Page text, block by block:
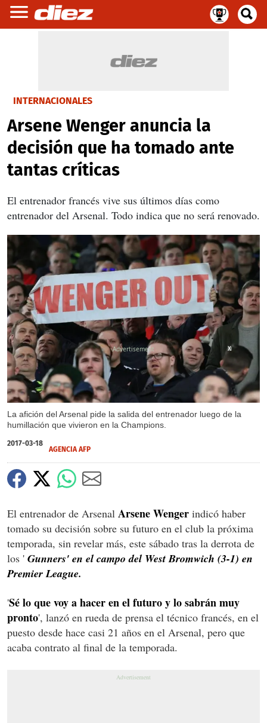
INTERNACIONALES
Arsene Wenger anuncia la
decisión que ha tomado ante
tantas críticas
El entrenador francés vive sus últimos días como
entrenador del Arsenal. Todo indica que no será renovado.
La afición del Arsenal pide la salida del entrenador luego de la
humillación que vivieron en la Champions.
X
2017-03-18
AGENCIA AFP
El entrenador de Arsenal Arsene Wenger indicó haber
tomado su decisión sobre su futuro en el club la próxima
temporada, sin revelar más, este sábado tras la derrota de
los ' Gunners' en el campo del West Bromwich (3-1) en
Premier League.
'Sé lo que voy a hacer en el futuro y lo sabrán muy
pronto', lanzó en rueda de prensa el técnico francés, en el
puesto desde hace casi 21 años en el Arsenal, pero que
acaba contrato al final de la temporada.